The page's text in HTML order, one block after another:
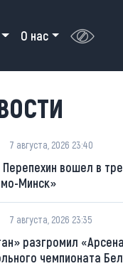
О нас
7 августа, 2026 23:40
вошел в
Минск»
7 августа, 2026 23:35
разгромил
чемпионата